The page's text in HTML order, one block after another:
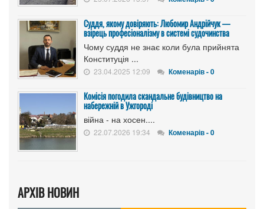
Суддя, якому довіряють: Любомир Андрійчук —
взірець професіоналізму в системі судочинства
Чому суддя не знає коли була прийнята
Конституція ...
23.04.2025 12:09 Коменарів - 0
Комісія погодила скандальне будівництво на
набережній в Ужгороді
війна - на хосен....
22.07.2026 19:34 Коменарів - 0
АРХІВ НОВИН